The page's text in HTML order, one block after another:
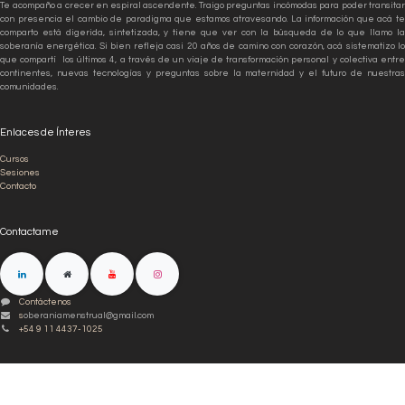
Te acompaño a crecer en espiral ascendente. Traigo preguntas incómodas para poder transitar
con presencia el cambio de paradigma que estamos atravesando. La información que acá te
comparto está digerida, sintetizada, y tiene que ver con la búsqueda de lo que llamo la
soberanía energética. Si bien refleja casi 20 años de camino con corazón, acá sistematizo lo
que compartí los últimos 4, a través de un viaje de transformación personal y colectiva entre
continentes, nuevas tecnologías y preguntas sobre la maternidad y el futuro de nuestras
comunidades.
Enlaces de Ínteres
Cursos
Sesiones
Contacto
Contactame
Contáctenos
soberaniamenstrual@gmail.com
+54 9 11 4437-1025